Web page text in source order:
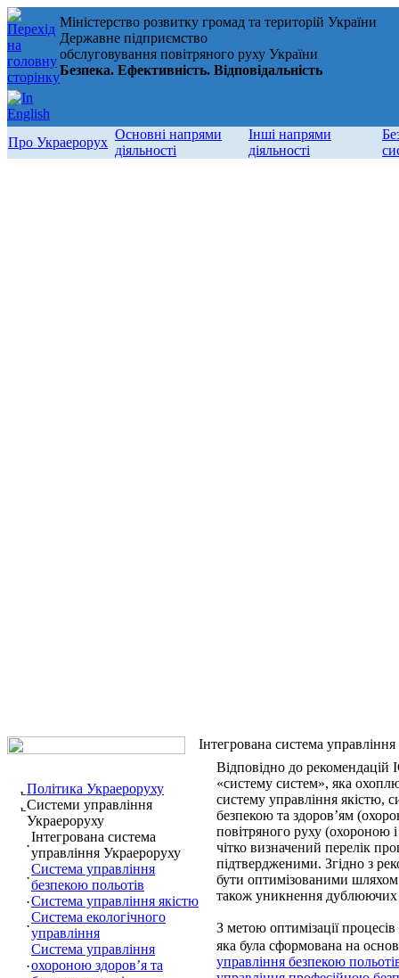
Міністерство розвитку громад та територій України
Державне підприємство
обслуговування повітряного руху України
Безпека. Ефективність. Відповідальність
Про Украерорух
Основні напрями
діяльності
Інші напрями
діяльності
Політика Украероруху
Системи управління
Украероруху
Інтегрована система
управління Украероруху
Система управління
безпекою польотів
Система управління якістю
Система екологічного
управління
Система управління
охороною здоров’я та
Інтегрована система
Відповідно до рекомендацій
«систему систем», яка
систему управління якістю,
безпекою та здоров’ям
повітряного руху (охороною
чітко визначений перелік
підтвердженими. Згідно з
бути оптимізованими шляхом
також уникнення дублюючих
З метою оптимізації
яка була сформована на
управління безпекою